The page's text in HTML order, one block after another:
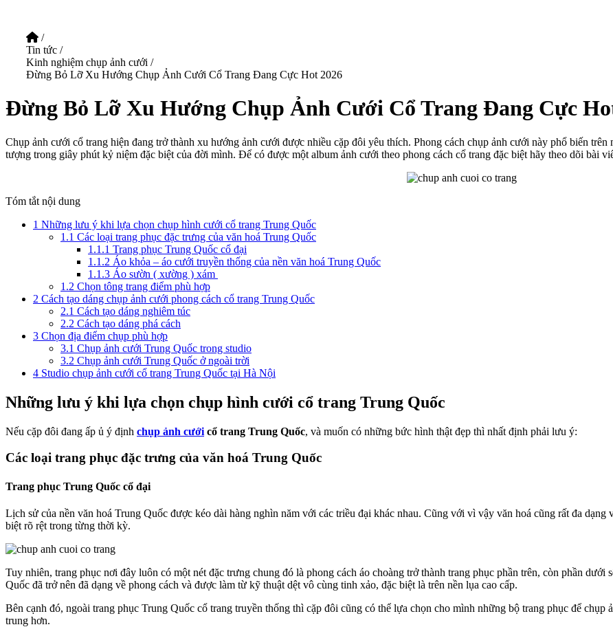
/
Tin tức /
Kinh nghiệm chụp ảnh cưới /
Đừng Bỏ Lỡ Xu Hướng Chụp Ảnh Cưới Cổ Trang Đang Cực Hot 2026
Đừng Bỏ Lỡ Xu Hướng Chụp Ảnh Cưới Cổ Trang Đang Cực
Chụp ảnh cưới cổ trang hiện đang trở thành xu hướng ảnh cưới được nhiều cặp đôi yêu thích. Phong cách chụp ảnh cưới này phổ biến
tượng trong giây phút kỷ niệm đặc biệt của đời mình. Để có được một album ảnh cưới theo phong cách cổ trang đặc biệt hãy theo dõi bài
Tóm tắt nội dung
1 Những lưu ý khi lựa chọn chụp hình cưới cổ trang Trung Quốc
1.1 Các loại trang phục đặc trưng của văn hoá Trung Quốc
1.1.1 Trang phục Trung Quốc cổ đại
1.1.2 Áo khỏa – áo cưới truyền thống của nền văn hoá Trung Quốc
1.1.3 Áo sườn ( xường ) xám
1.2 Chọn tông trang điểm phù hợp
2 Cách tạo dáng chụp ảnh cưới phong cách cổ trang Trung Quốc
2.1 Cách tạo dáng nghiêm túc
2.2 Cách tạo dáng phá cách
3 Chọn địa điểm chụp phù hợp
3.1 Chụp ảnh cưới Trung Quốc trong studio
3.2 Chụp ảnh cưới Trung Quốc ở ngoài trời
4 Studio chụp ảnh cưới cổ trang Trung Quốc tại Hà Nội
Những lưu ý khi lựa chọn chụp hình cưới cổ trang Trung Quốc
Nếu cặp đôi đang ấp ủ ý định chụp ảnh cưới cổ trang Trung Quốc, và muốn có những bức hình thật đẹp thì nhất định phải lưu ý:
Các loại trang phục đặc trưng của văn hoá Trung Quốc
Trang phục Trung Quốc cổ đại
Lịch sử của nền văn hoá Trung Quốc được kéo dài hàng nghìn năm với các triều đại khác nhau. Cũng với vì vậy văn hoá cũng rất đa
biệt rõ rệt trong từng thời kỳ.
Tuy nhiên, trang phục nơi đây luôn có một nét đặc trưng chung đó là phong cách áo choàng trở thành trang phục phần trên, còn phần
Quốc đã trở nên đã dạng về phong cách và được làm từ kỹ thuật dệt vô cùng tinh xảo, đặc biệt là trên nền lụa cao cấp.
Bên cạnh đó, ngoài trang phục Trung Quốc cổ trang truyền thống thì cặp đôi cũng có thể lựa chọn cho mình những bộ trang phục để chụp
trung hơn.